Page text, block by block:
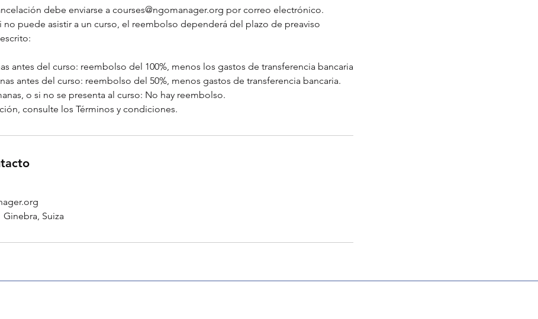
debe enviarse a courses@ngomanager.org por correo electrónico.
no puede asistir a un curso, el reembolso dependerá del plazo de preaviso
antes del curso: reembolso del 100%, menos los gastos de transferencia bancaria
antes del curso: reembolso del 50%, menos gastos de transferencia bancaria.
o si no se presenta al curso: No hay reembolso.
consulte los Términos y condiciones.
Ginebra, Suiza